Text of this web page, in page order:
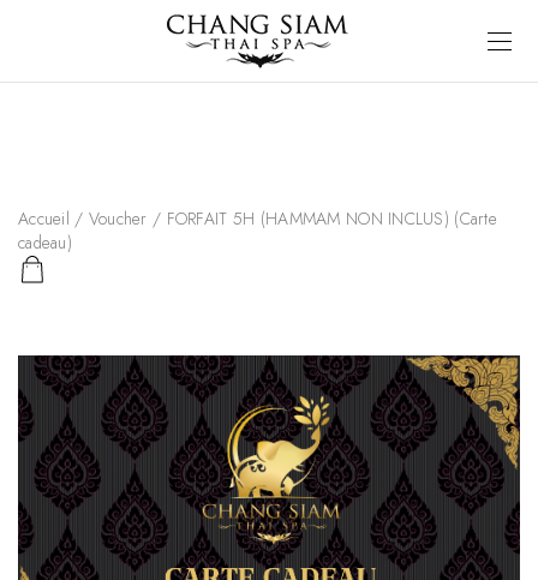
Accueil / Voucher / FORFAIT 5H (HAMMAM NON INCLUS) (Carte
cadeau)